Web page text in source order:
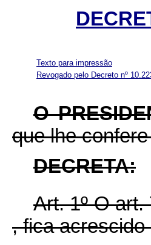
Texto para impressão
Revogado pelo Decreto nº
O
que lhe
DECRETA:
Art. 1º O
, fica